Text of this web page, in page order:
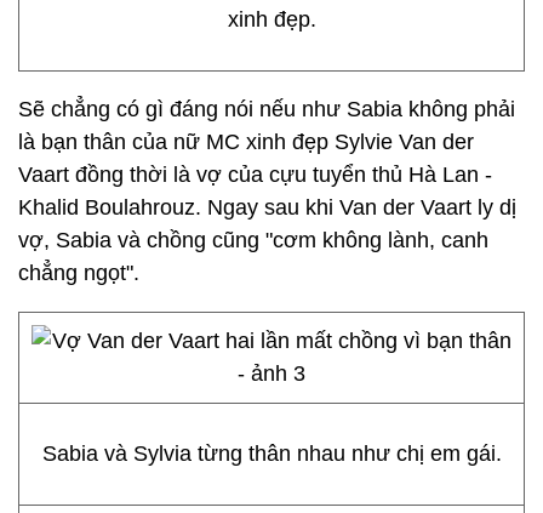
xinh đẹp.
Sẽ chẳng có gì đáng nói nếu như Sabia không phải
là bạn thân của nữ MC xinh đẹp Sylvie Van der
Vaart đồng thời là vợ của cựu tuyển thủ Hà Lan -
Khalid Boulahrouz. Ngay sau khi Van der Vaart ly dị
vợ, Sabia và chồng cũng "cơm không lành, canh
chẳng ngọt".
Sabia và Sylvia từng thân nhau như chị em gái.